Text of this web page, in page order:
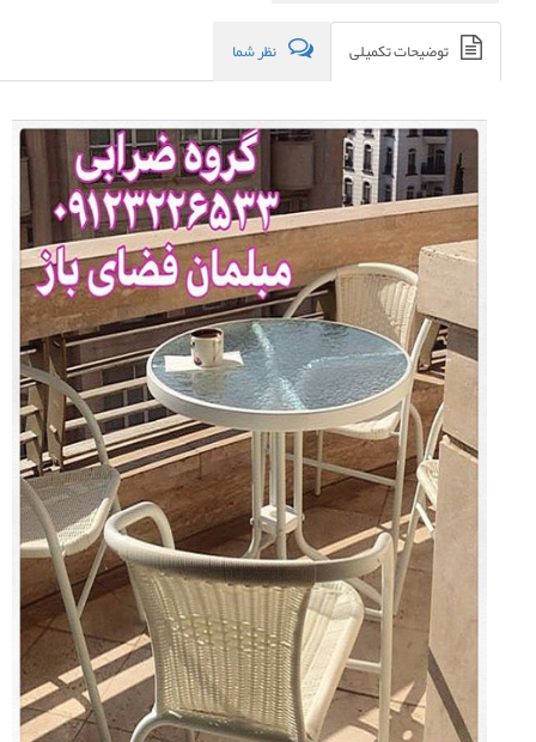
توضیحات تکمیلی نظر شما